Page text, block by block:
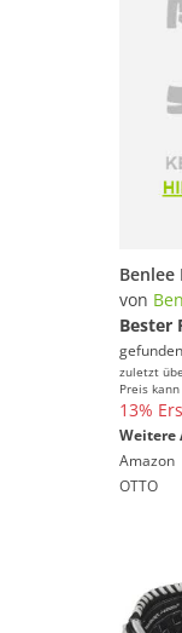
von
Bester
zuletzt
Preis
13%
Weitere
Amazon
OTTO